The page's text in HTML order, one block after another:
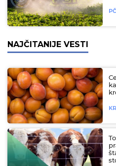
NAJČITANIJE VESTI